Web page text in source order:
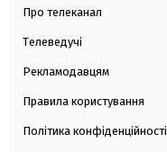
Про телеканал
Телеведучі
Рекламодавцям
Правила користування
Політика конфіденційності